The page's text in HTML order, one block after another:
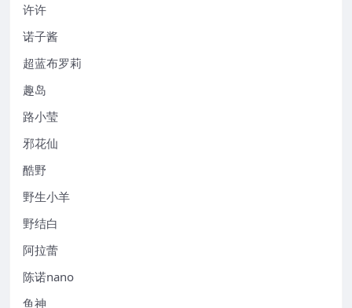
许许
诺子酱
超蓝布罗莉
趣岛
路小莹
邪花仙
酷野
野生小羊
野结白
阿拉蕾
陈诺nano
鱼神